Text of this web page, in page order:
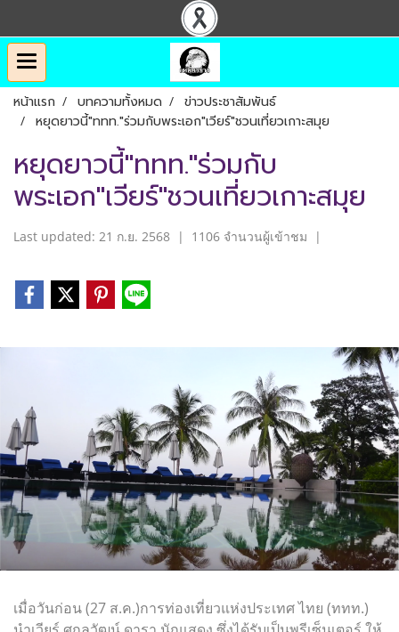
หน้าแรก บทความทั้งหมด
ข่าวประชาสัมพันธ์
หยุดยาวนี้"ททท."ร่วมกับพระเอก"เวียร์"ชวนเที่ยวเกาะสมุย
หยุดยาวนี้"ททท."ร่วมกับ
พระเอก"เวียร์"ชวนเที่ยวเกาะสมุย
Last updated: 21 ก.ย. 2568 | 1106 จำนวนผู้เข้าชม |
เมื่อวันก่อน (27 ส.ค.)การท่องเที่ยวแห่งประเทศ ไทย (ททท.)